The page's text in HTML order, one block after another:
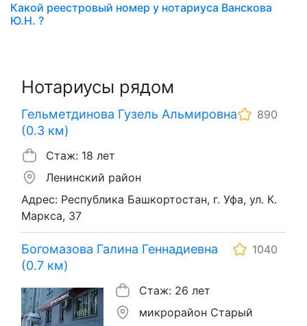
Какой реестровый номер у нотариуса Ванскова
Ю.Н. ?
Нотариусы рядом
Гельметдинова Гузель Альмировна
(0.3 км)
890
Стаж: 18 лет
Ленинский район
Адрес: Республика Башкортостан, г. Уфа, ул. К.
Маркса, 37
Богомазова Галина Геннадиевна
(0.7 км)
1040
Стаж: 26 лет
микрорайон Старый